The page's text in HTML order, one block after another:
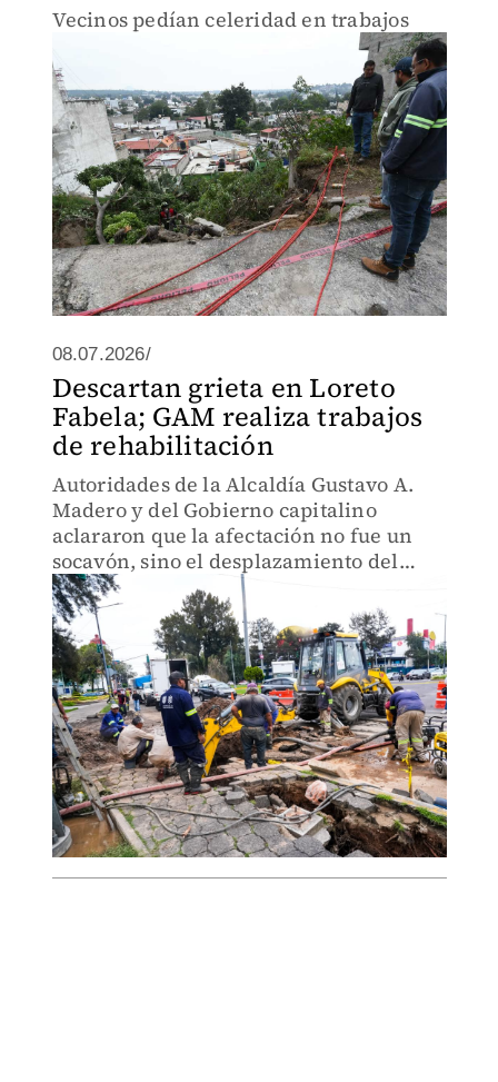
Vecinos pedían celeridad en trabajos
08.07.2026/
Descartan grieta en Loreto
Fabela; GAM realiza trabajos
de rehabilitación
Autoridades de la Alcaldía Gustavo A.
Madero y del Gobierno capitalino
aclararon que la afectación no fue un
socavón, sino el desplazamiento del
terreno provocado por la presión del
agua.